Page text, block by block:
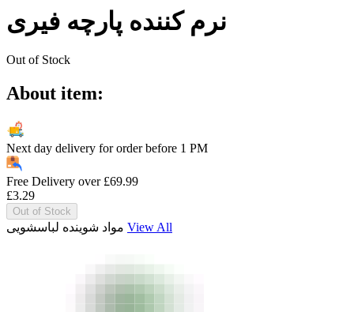
نرم کننده پارچه فیری
Out of Stock
About item:
Next day delivery for order before 1 PM
Free Delivery over £69.99
£3.29
Out of Stock
مواد شوینده لباسشویی View All